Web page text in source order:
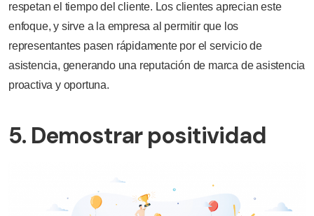
respetan el tiempo del cliente. Los clientes aprecian este
enfoque, y sirve a la empresa al permitir que los
representantes pasen rápidamente por el servicio de
asistencia, generando una reputación de marca de asistencia
proactiva y oportuna.
5. Demostrar positividad